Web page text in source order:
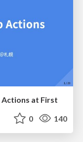
at First
0 140